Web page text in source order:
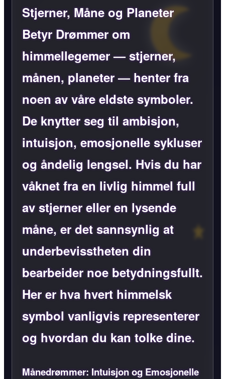
Stjerner, Måne og Planeter
Betyr Drømmer om
himmellegemer — stjerner,
månen, planeter — henter fra
noen av våre eldste symboler.
De knytter seg til ambisjon,
intuisjon, emosjonelle sykluser
og åndelig lengsel. Hvis du har
våknet fra en livlig himmel full
av stjerner eller en lysende
måne, er det sannsynlig at
underbevisstheten din
bearbeider noe betydningsfullt.
Her er hva hvert himmelsk
symbol vanligvis representerer
og hvordan du kan tolke dine.
Månedrømmer: Intuisjon og Emosjonelle